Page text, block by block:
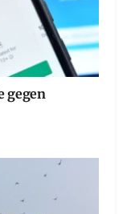
gegen